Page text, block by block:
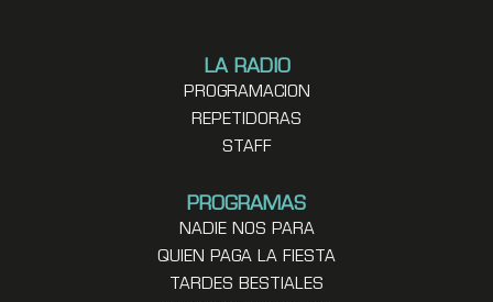
LA RADIO
PROGRAMACION
REPETIDORAS
STAFF
PROGRAMAS
NADIE NOS PARA
QUIEN PAGA LA FIESTA
TARDES BESTIALES